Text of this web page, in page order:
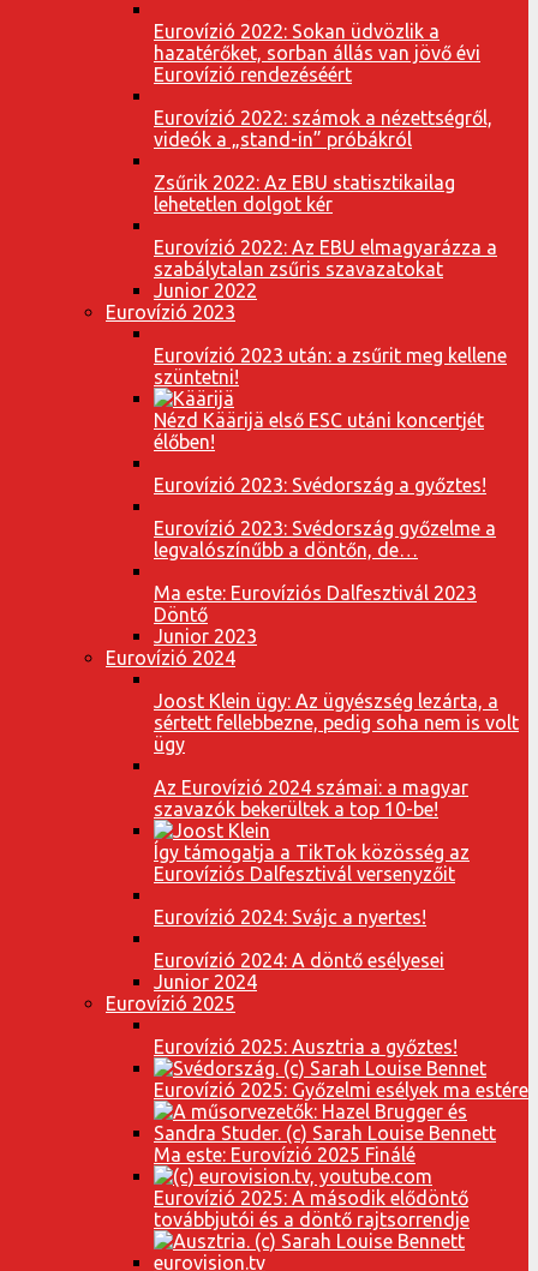
Eurovízió 2022: Sokan üdvözlik a
hazatérőket, sorban állás van jövő évi
Eurovízió rendezéséért
Eurovízió 2022: számok a nézettségről,
videók a „stand-in” próbákról
Zsűrik 2022: Az EBU statisztikailag
lehetetlen dolgot kér
Eurovízió 2022: Az EBU elmagyarázza a
szabálytalan zsűris szavazatokat
Junior 2022
Eurovízió 2023
Eurovízió 2023 után: a zsűrit meg kellene
szüntetni!
Nézd Käärijä első ESC utáni koncertjét
élőben!
Eurovízió 2023: Svédország a győztes!
Eurovízió 2023: Svédország győzelme a
legvalószínűbb a döntőn, de…
Ma este: Eurovíziós Dalfesztivál 2023
Döntő
Junior 2023
Eurovízió 2024
Joost Klein ügy: Az ügyészség lezárta, a
sértett fellebbezne, pedig soha nem is volt
ügy
Az Eurovízió 2024 számai: a magyar
szavazók bekerültek a top 10-be!
Így támogatja a TikTok közösség az
Eurovíziós Dalfesztivál versenyzőit
Eurovízió 2024: Svájc a nyertes!
Eurovízió 2024: A döntő esélyesei
Junior 2024
Eurovízió 2025
Eurovízió 2025: Ausztria a győztes!
Eurovízió 2025: Győzelmi esélyek ma estére
Ma este: Eurovízió 2025 Finálé
Eurovízió 2025: A második elődöntő
továbbjutói és a döntő rajtsorrendje